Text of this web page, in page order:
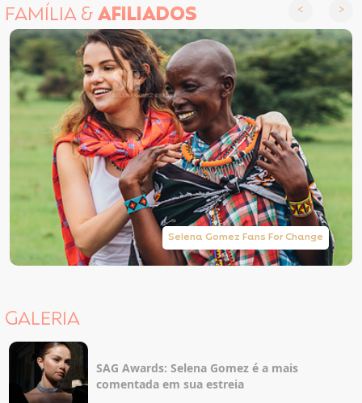
FAMÍLIA &AFILIADOS
Selena Gomez Fans For Change
GALERIA
SAG Awards: Selena Gomez é a mais
comentada em sua estreia